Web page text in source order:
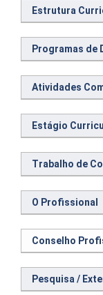
Estrutura
Programas de
Atividades
Estágio
Trabalho de
O Profissional
Conselho
Pesquisa /